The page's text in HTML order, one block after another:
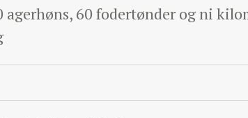
60 fodertønder og ni